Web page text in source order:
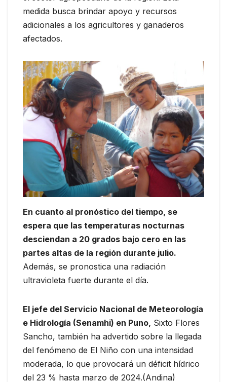
medida busca brindar apoyo y recursos
adicionales a los agricultores y ganaderos
afectados.
En cuanto al pronóstico del tiempo, se
espera que las temperaturas nocturnas
desciendan a 20 grados bajo cero en las
partes altas de la región durante julio.
Además, se pronostica una radiación
ultravioleta fuerte durante el día.
El jefe del Servicio Nacional de Meteorología
e Hidrología (Senamhi) en Puno, Sixto Flores
Sancho, también ha advertido sobre la llegada
del fenómeno de El Niño con una intensidad
moderada, lo que provocará un déficit hídrico
del 23 % hasta marzo de 2024.(Andina)